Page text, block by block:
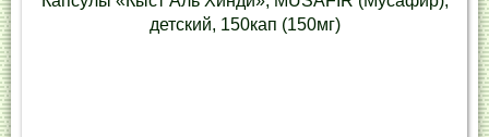
детский, 150кап (150мг)